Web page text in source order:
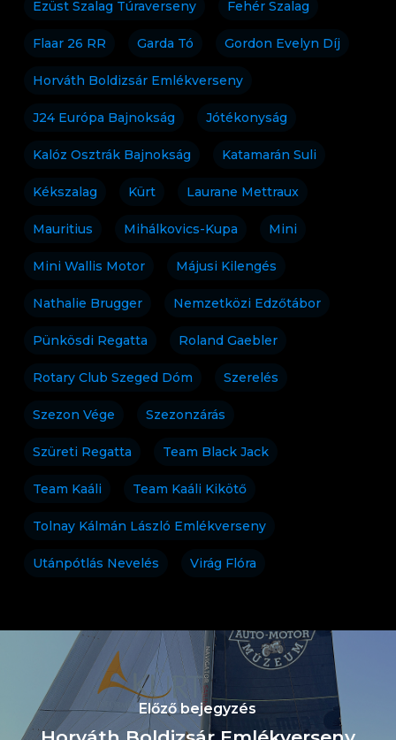
Ezüst Szalag Túraverseny Fehér Szalag
Flaar 26 RR Garda Tó Gordon Evelyn Díj
Horváth Boldizsár Emlékverseny
J24 Európa Bajnokság Jótékonyság
Kalóz Osztrák Bajnokság Katamarán Suli
Kékszalag Kürt Laurane Mettraux
Mauritius Mihálkovics-Kupa Mini
Mini Wallis Motor Májusi Kilengés
Nathalie Brugger Nemzetközi Edzőtábor
Pünkösdi Regatta Roland Gaebler
Rotary Club Szeged Dóm Szerelés
Szezon Vége Szezonzárás
Szüreti Regatta Team Black Jack
Team Kaáli Team Kaáli Kikötő
Tolnay Kálmán László Emlékverseny
Utánpótlás Nevelés Virág Flóra
Előző bejegyzés